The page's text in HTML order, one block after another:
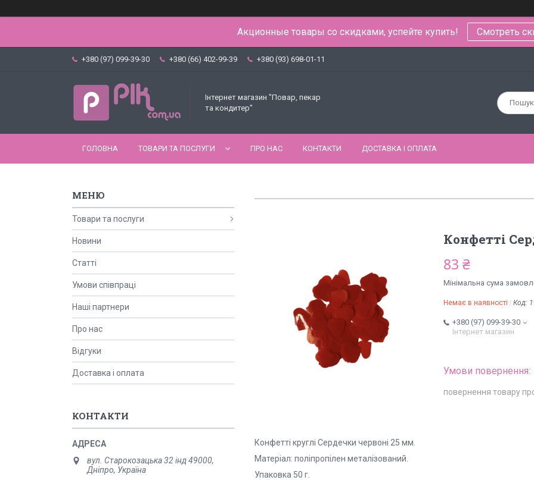
Акционные товары со скидками, успейте купить! Смотреть
+380 (97) 099-39-30 +380 (66) 402-99-39 +380 (93) 698-01-11
Інтернет магазин "Повар, пекар
та кондитер"
ГОЛОВНА ТОВАРИ ТА ПОСЛУГИ ПРО НАС КОНТАКТИ ДОСТАВКА І ОПЛАТА
Конфетті
83 ₴
Мінімальна сума
Немає в наявності Код:
+380 (97) 099-39-30
Інтернет магазин
повернення товару
Конфетті круглі Сердечки червоні 25 мм.
Матеріал: поліпропілен металізований.
Упаковка 50 г.
Товари та послуги
Новини
Статті
Умови співпраці
Наші партнери
Про нас
Відгуки
Доставка і оплата
КОНТАКТИ
вул. Старокозацька 32 інд 49000,
Дніпро, Україна